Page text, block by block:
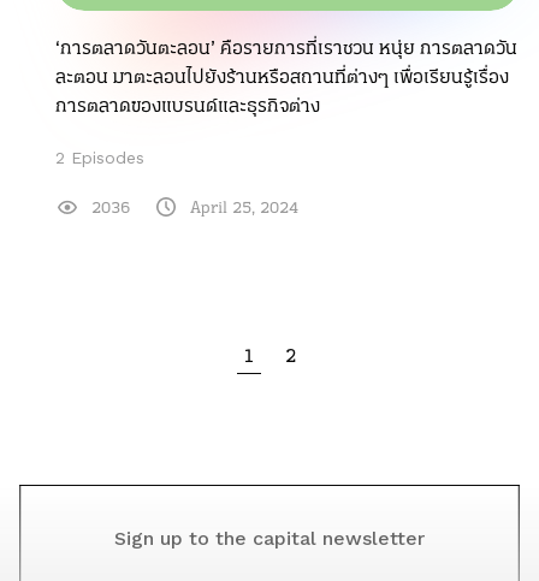
‘การตลาดวันตะลอน’ คือรายการที่เราชวน หนุ่ย การตลาดวัน
ละตอน มาตะลอนไปยังร้านหรือสถานที่ต่างๆ เพื่อเรียนรู้เรื่อง
การตลาดของแบรนด์และธุรกิจต่าง
2 Episodes
2036 April 25, 2024
1 2
Sign up to the capital newsletter